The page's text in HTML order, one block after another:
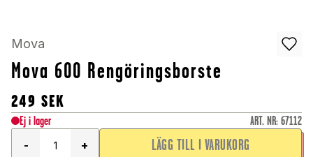
Mova
Mova 600 Rengöringsborste
249 SEK
Ej i lager ART. NR: 67112
-
+ LÄGG TILL I VARUKORG